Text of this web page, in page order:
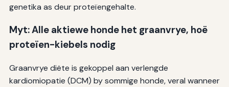
genetika as deur proteïengehalte.
Myt: Alle aktiewe honde het graanvrye, hoë
proteïen-kiebels nodig
Graanvrye diëte is gekoppel aan verlengde
kardiomiopatie (DCM) by sommige honde, veral wanneer